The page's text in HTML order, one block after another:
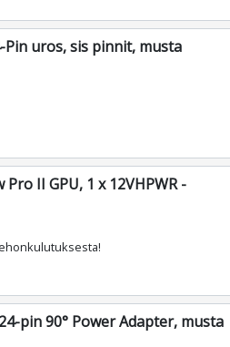
uros, sis pinnit, musta
II GPU, 1 x 12VHPWR -
pin 90° Power Adapter, musta